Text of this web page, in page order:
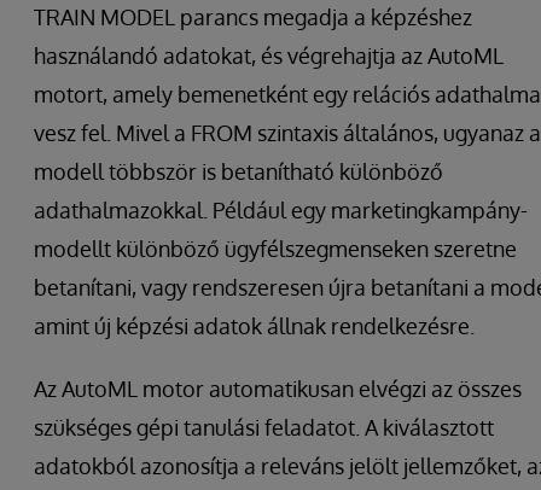
TRAIN MODEL parancs megadja a képzéshez
használandó adatokat, és végrehajtja az AutoML
motort, amely bemenetként egy relációs
vesz fel. Mivel a FROM szintaxis általános, ugyanaz a
modell többször is betanítható különböző
adathalmazokkal. Például egy marketingkampány-
modellt különböző ügyfélszegmenseken szeretne
betanítani, vagy rendszeresen újra betanítani a
amint új képzési adatok állnak rendelkezésre.
Az AutoML motor automatikusan elvégzi az összes
szükséges gépi tanulási feladatot. A kiválasztott
adatokból azonosítja a releváns jelölt jellemzőket,